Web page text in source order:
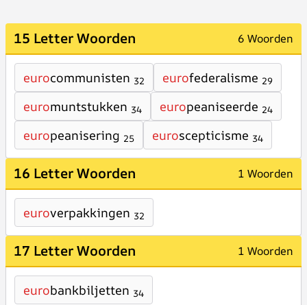
15 Letter Woorden 6 Woorden
eurocommunisten 32 eurofederalisme 29
euromuntstukken 34 europeaniseerde 24
europeanisering 25 euroscepticisme 34
16 Letter Woorden 1 Woorden
euroverpakkingen 32
17 Letter Woorden 1 Woorden
eurobankbiljetten 34